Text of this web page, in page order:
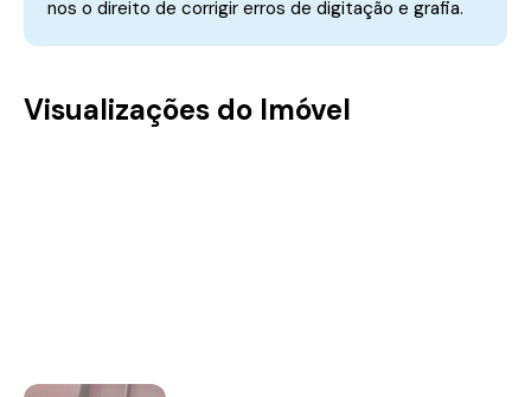
nos o direito de corrigir erros de digitação e grafia.
Visualizações do Imóvel